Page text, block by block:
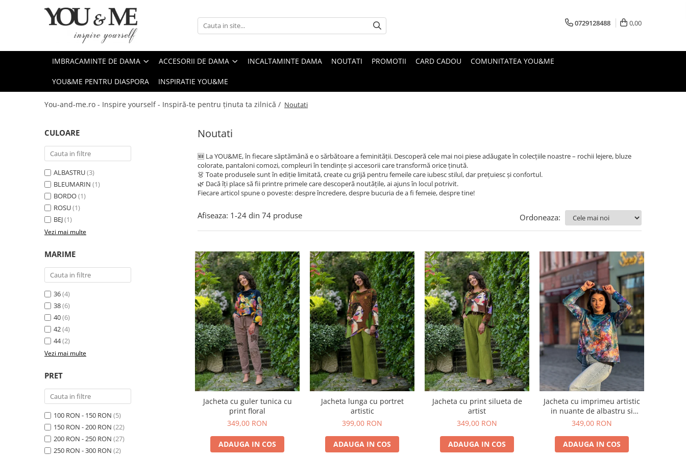
Imbracaminte de dama
Geci si jachete
Rochii de zi
Compleuri si costume
Costume de baie
Accesorii de dama
Coliere si brose
0729128488 0,00
IMBRACAMINTE DE DAMA ACCESORII DE DAMA INCALTAMINTE DAMA NOUTATI PROMOTII CARD CADOU COMUNITATEA YOU&ME
YOU&ME PENTRU DIASPORA INSPIRATIE YOU&ME
You-and-me.ro - Inspire yourself - Inspiră-te pentru ținuta ta zilnică / Noutati
Noutati
🆕 La YOU&ME, în fiecare săptămână e o sărbătoare a feminității. Descoperă cele mai noi piese adăugate în colecțiile noastre – rochii lejere, bluze
colorate, pantaloni comozi, compleuri în tendințe și accesorii care transformă orice ținută.
👗 Toate produsele sunt în ediție limitată, create cu grijă pentru femeile care iubesc stilul, dar prețuiesc și confortul.
🌿 Dacă îți place să fii printre primele care descoperă noutățile, ai ajuns în locul potrivit.
Fiecare articol spune o poveste: despre încredere, despre bucuria de a fi femeie, despre tine!
CULOARE
ALBASTRU(3)
BLEUMARIN (1)
BORDO(1)
ROSU(1)
BEJ(1)
Vezi mai multe
MARIME
36(4)
38(6)
40(6)
42(4)
44(2)
Vezi mai multe
PRET
100 RON - 150 RON (5)
150 RON - 200 RON (22)
200 RON - 250 RON (27)
250 RON - 300 RON (2)
Afiseaza: 1-24 din 74 produse Ordoneaza:
Jacheta cu guler tunica cu
print floral
349,00 RON
ADAUGA IN COS
Jacheta lunga cu portret
artistic
399,00 RON
ADAUGA IN COS
Jacheta cu print silueta de
artist
349,00 RON
ADAUGA IN COS
Jacheta cu imprimeu artistic
in nuante de albastru si
multicolor
349,00 RON
ADAUGA IN COS